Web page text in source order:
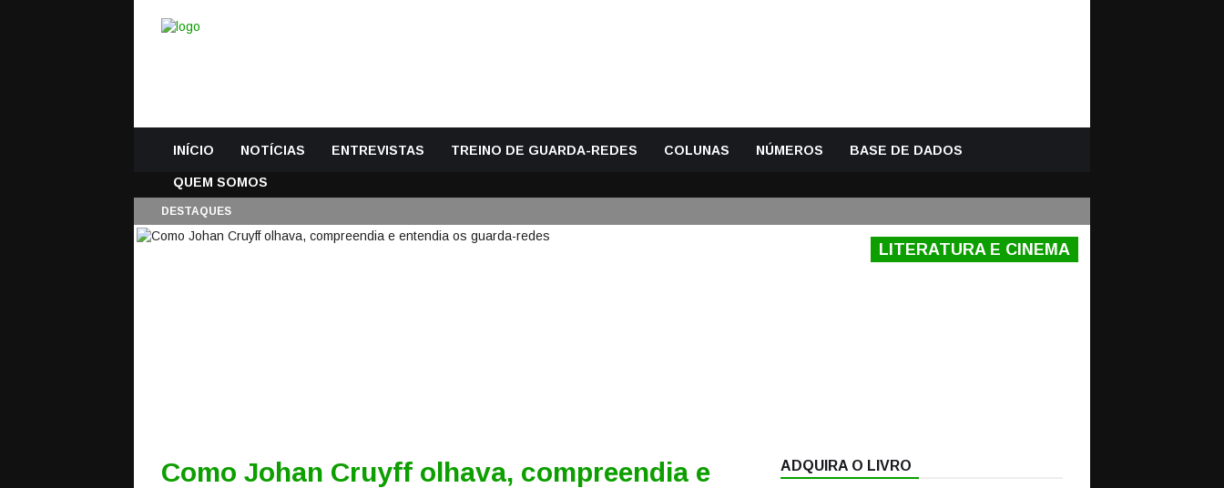
INÍCIO NOTÍCIAS ENTREVISTAS TREINO DE GUARDA-REDES COLUNAS NÚMEROS BASE DE DADOS
QUEM SOMOS
DESTAQUES
LITERATURA E CINEMA
Como Johan Cruyff olhava, compreendia e
ADQUIRA O LIVRO